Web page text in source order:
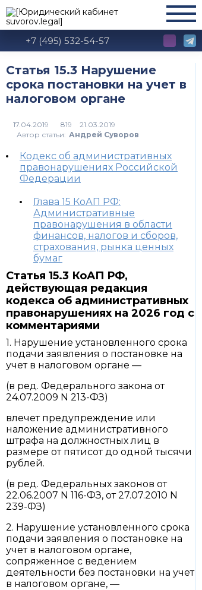
+7 (495) 532-54-57
Статья 15.3 Нарушение
срока постановки на учет в
налоговом органе
819
Автор статьи: Андрей Суворов
Кодекс об административных
правонарушениях Российской
Федерации
Глава 15 КоАП РФ:
Административные
правонарушения в области
финансов, налогов и сборов,
страхования, рынка ценных
бумаг
Статья 15.3 КоАП РФ,
действующая редакция
кодекса об административных
правонарушениях на 2026 год с
комментариями
1. Нарушение установленного срока
подачи заявления о постановке на
учет в налоговом органе —
(в ред. Федерального закона от
24.07.2009 N 213-ФЗ)
влечет предупреждение или
наложение административного
штрафа на должностных лиц в
размере от пятисот до одной тысячи
рублей.
(в ред. Федеральных законов от
22.06.2007 N 116-ФЗ, от 27.07.2010 N
239-ФЗ)
2. Нарушение установленного срока
подачи заявления о постановке на
учет в налоговом органе,
сопряженное с ведением
деятельности без постановки на учет
в налоговом органе, —